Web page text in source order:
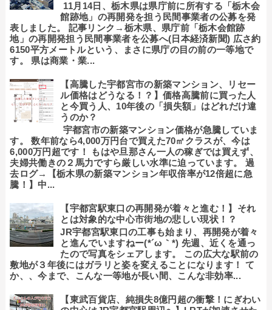
11月14日、栃木県は県庁前に所有する「栃木会
館跡地」の再開発を担う民間事業者の公募を発
表しました。 記事リンク→栃木県、県庁前「栃木会館跡
地」の再開発担う民間事業者を公募へ(日本経済新聞) 広さ約
6150平方メートルという、まさに県庁の目の前の一等地で
す。 県は商業・業...
【高騰した宇都宮市の新築マンション、リセー
ル価格はどうなる！？】価格高騰前に買った人
と今買う人、10年後の「損失額」はどれだけ違
うのか？
宇都宮市の新築マンション価格が急騰していま
す。 数年前なら4,000万円台で買えた70㎡クラスが、今は
6,000万円超です！ もはや旦那さん一人の稼ぎでは買えず、
夫婦共働きの２馬力ですら厳しい水準に迫っています。 過
去ログ→【栃木県の新築マンション年収倍率が12倍超に急
騰！】中...
【宇都宮駅東口の再開発が着々と進む！】それ
とは対象的な中心市街地の悲しい現状！？
JR宇都宮駅東口の工事も始まり、再開発が着々
と進んでいますねー(*´ω｀*) 先週、近くを通っ
たので写真をシェアします。 この広大な駅前の
敷地が３年後にはガラリと姿を変えることになります！ て
か、、今まで、こんな一等地が長い間、こんな非効率...
【東武百貨店、純損失8億円超の衝撃！にぎわい